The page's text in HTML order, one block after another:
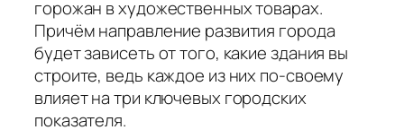
горожан в художественных товарах.
Причём направление развития города
будет зависеть от того, какие здания вы
строите, ведь каждое из них по-своему
влияет на три ключевых городских
показателя.